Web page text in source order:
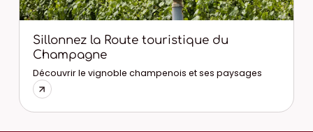
Sillonnez la Route touristique du
Champagne
Découvrir le vignoble champenois et ses paysages